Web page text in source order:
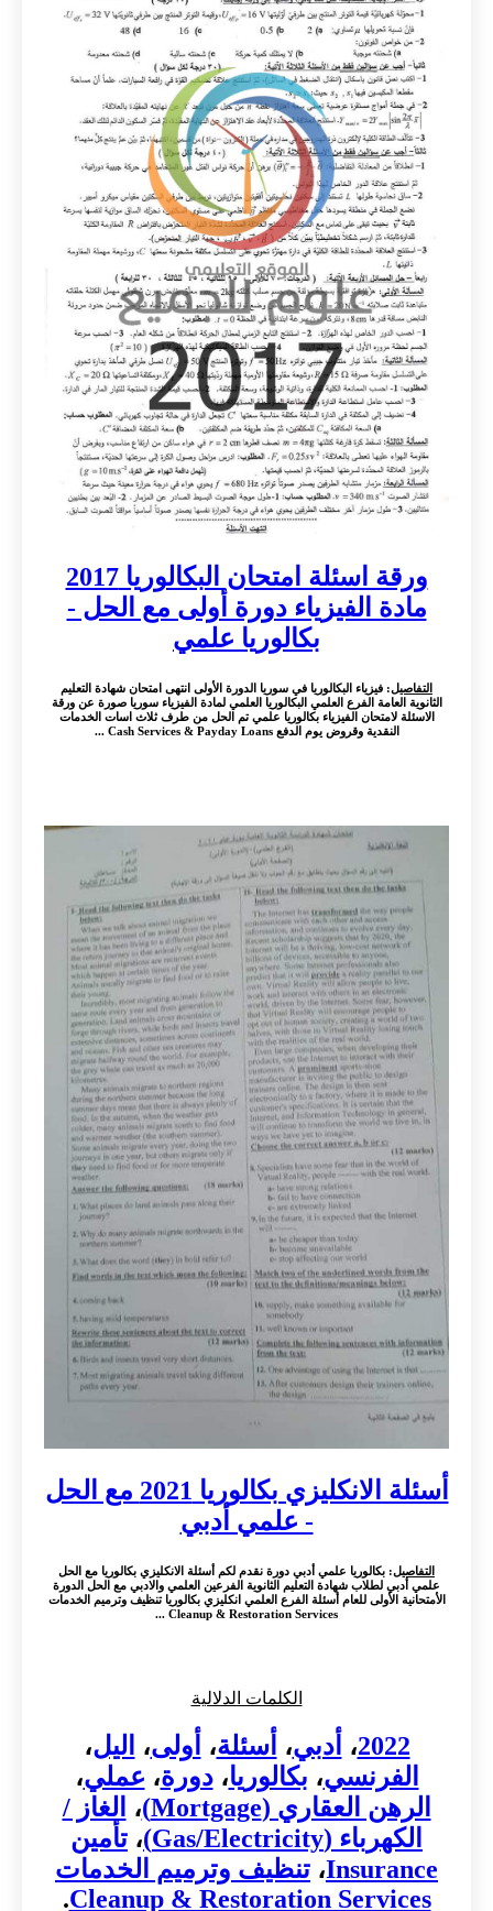
ورقة اسئلة امتحان البكالوريا 2017
مادة الفيزياء دورة أولى مع الحل -
بكالوريا علمي
التفاصيل: فيزياء البكالوريا في سوريا الدورة الأولى انتهى امتحان شهادة التعليم
الثانوية العامة الفرع العلمي البكالوريا العلمي لمادة الفيزياء سوريا صورة عن ورقة
الاسئلة لامتحان الفيزياء بكالوريا علمي تم الحل من طرف ثلاث اسات الخدمات
النقدية وقروض يوم الدفع Cash Services & Payday Loans ...
أسئلة الانكليزي بكالوريا 2021 مع الحل
- علمي أدبي
التفاصيل: بكالوريا علمي أدبي دورة نقدم لكم أسئلة الانكليزي بكالوريا مع الحل
علمي أدبي لطلاب شهادة التعليم الثانوية الفرعين العلمي والادبي مع الحل الدورة
الأمتحانية الأولى للعام أسئلة الفرع العلمي انكليزي بكالوريا تنظيف وترميم الخدمات
Cleanup & Restoration Services ...
الكلمات الدلالية
2022، أدبي، أسئلة، أولى، اليل،
الفرنسي، بكالوريا،دورة، عملي،
الرهن العقاري (Mortgage)
،
الغاز /
الكهرباء (Gas/Electricity)
، تأمين
Insurance، تنظيف وترميم الخدمات
Cleanup & Restoration Services
.